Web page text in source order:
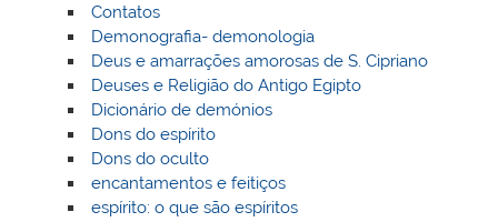
Contatos
Demonografia- demonologia
Deus e amarrações amorosas de S. Cipriano
Deuses e Religião do Antigo Egipto
Dicionário de demónios
Dons do espírito
Dons do oculto
encantamentos e feitiços
espírito: o que são espíritos